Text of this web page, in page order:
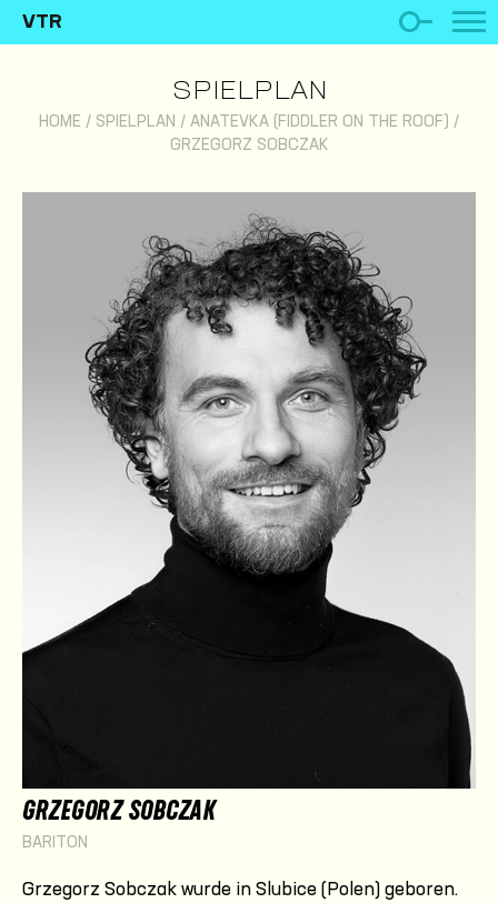
VTR
SPIELPLAN
HOME / SPIELPLAN / ANATEVKA (FIDDLER ON THE ROOF)
/
GRZEGORZ SOBCZAK
GRZEGORZ SOBCZAK
BARITON
Grzegorz Sobczak wurde in Slubice (Polen) geboren.